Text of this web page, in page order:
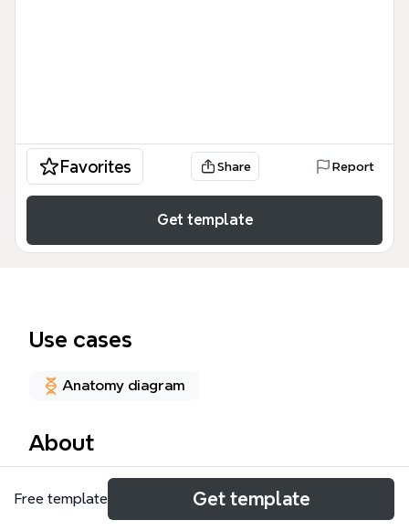
Favorites Share Report
Get template
Use cases
Anatomy diagram
About
Este mapa mental de Inflamación y reparación es
una guía académica exhaustiva que abarca 272
Free template Get template